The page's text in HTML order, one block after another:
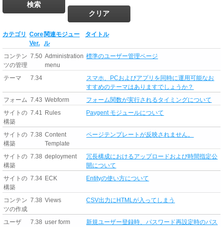
カテゴリ Core
Ver.
関連モジュー
ル
タイトル
コンテン
ツの管理
7.50 Administration
menu
標準のユーザー管理ページ
テーマ 7.34
スマホ、PCおよびアプリを同時に運用可能なお
すすめのテーマはありますでしょうか？
フォーム 7.43 Webform
フォーム関数が実行されるタイミングについて
サイトの
構築
7.41 Rules Paygent モジュールについて
サイトの
構築
7.38 Content
Template
ページテンプレートが反映されません。
サイトの
構築
7.38 deployment
冗長構成におけるアップロードおよび時間指定公
開について
サイトの
構築
7.34 ECK Entityの使い方について
コンテン
ツの作成
7.38 Views CSV出力にHTMLが入ってしまう
ユーザ 7.38 user form
新規ユーザー登録時、パスワード再設定時のパス